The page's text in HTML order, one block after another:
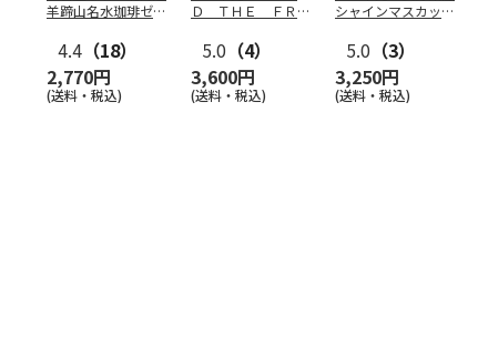
羊蹄山名水珈琲ゼリ
4.4 （18）
2,770円
(送料・税込)
Ｄ ＴＨＥ ＦＲＩ
ト５種
…
5.0 （4）
3,600円
(送料・税込)
シャインマスカット
5.0 （3）
3,250円
(送料・税込)